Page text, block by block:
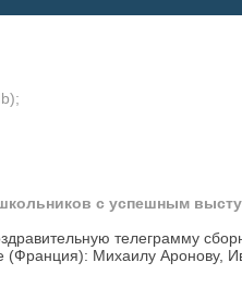
с успешным
телеграмму
Михаилу Аронову,